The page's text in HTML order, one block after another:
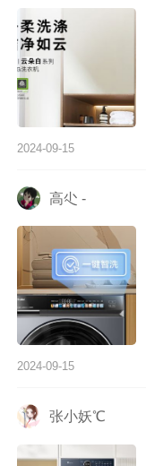
2024-09-15
高尐 -
2024-09-15
张小妖℃